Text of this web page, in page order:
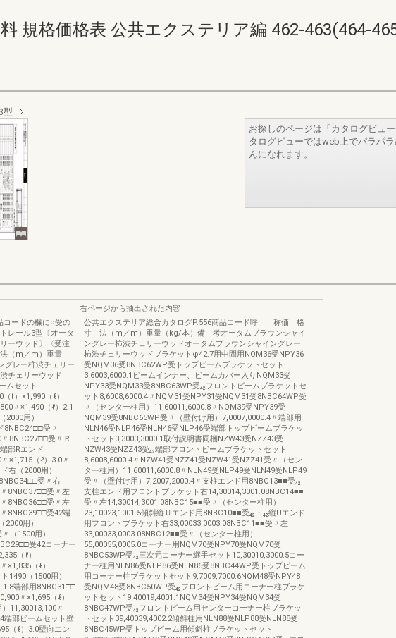
規格価格表 公共エクステリア編 462-463(464-
型
お探しのページは「カタログビュ
タログビューではweb上でパラパ
んになれます。
コードの欄に○受の
レール3型〔オータ
ーウッド〕〈受注
（m／m）重量
グレー柿渋チェリー
チェリーウッド
ムセット
t）×1,990（ℓ）
〃×1,490（ℓ）2.1
2000用）
8NBC24□□受〃
8NBC27□□受〃Ｒ
部Rエンド
×1,715（ℓ）3.0〃
右（2000用）
受〃右
〃8NBC37□□受〃左
〃8NBC36□□受〃左
8NBC39□□受42端
用）
（1500用）
受42コーナー
（ℓ）
×1,835（ℓ）
1490（1500用）
1.8端部用8NBC31□□
〃×1,695（ℓ）
11,30013,100〃
端部ビームセット壁
（ℓ）3.0壁向エン
右ページから抽出された内容
公共エクステリア総合カタログP.556商品コード呼 称価 格
寸 法（m／m）重量（kg/本）備 考オータムブラウンシャイ
ングレー柿渋チェリーウッドオータムブラウンシャイングレー
柿渋チェリーウッドブラケットφ42.7用中間用NQM36受NPY36
受NQM36受8NBC62WP受トップビームブラケットセット
3,6003,6000.1ビームインナー、ビームカバー入りNQM33受
NPY33受NQM33受8NBC63WP受₄₂フロントビームブラケットセ
ット8,6008,6000.4〃NQM31受NPY31受NQM31受8NBC64WP受
〃（センター柱用）11,60011,6000.8〃NQM39受NPY39受
NQM39受8NBC65WP受〃（壁付け用）7,0007,0000.4〃端部用
NLN46受NLP46受NLN46受NLP46受端部トップビームブラケッ
トセット3,3003,3000.1取付説明書同梱NZW43受NZZ43受
NZW43受NZZ43受₄₂端部フロントビームブラケットセット
8,6008,6000.4〃NZW41受NZZ41受NZW41受NZZ41受〃（セン
ター柱用）11,60011,6000.8〃NLN49受NLP49受NLN49受NLP49
受〃（壁付け用）7,2007,2000.4〃支柱エンド用8NBC13■■受₄₂
支柱エンド用フロントブラケット右14,30014,3001.08NBC14■■
受〃左14,30014,3001.08NBC15■■受〃（センター柱用）
23,10023,1001.5傾斜縦Ｕエンド用8NBC10■■受₄₂・₄₂縦Uエンド
用フロントブラケット右33,00033,0003.08NBC11■■受〃左
33,00033,0003.08NBC12■■受〃（センター柱用）
55,00055,0005.0コーナー用NQM70受NPY70受NQM70受
8NBC53WP受₄₂三次元コーナー継手セット10,30010,3000.5コー
ナー柱用NLN86受NLP86受NLN86受8NBC44WP受トップビーム
用コーナー柱ブラケットセット9,7009,7000.6NQM48受NPY48
受NQM48受8NBC50WP受₄₂フロントビーム用コーナー柱ブラケ
ットセット19,40019,4001.1NQM34受NPY34受NQM34受
8NBC47WP受₄₂フロントビーム用センターコーナー柱ブラケッ
トセット39,40039,4002.2傾斜柱用NLN88受NLP88受NLN88受
8NBC45WP受トップビーム用傾斜柱ブラケットセット